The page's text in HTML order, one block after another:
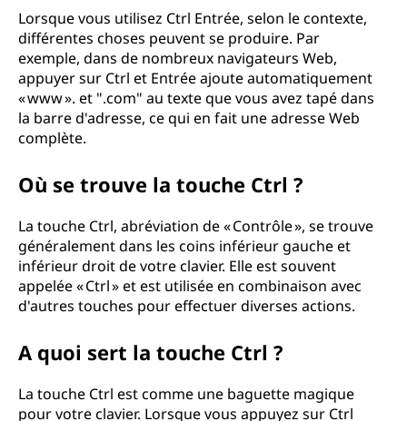
Lorsque vous utilisez Ctrl Entrée, selon le contexte,
différentes choses peuvent se produire. Par
exemple, dans de nombreux navigateurs Web,
appuyer sur Ctrl et Entrée ajoute automatiquement
« www ». et ".com" au texte que vous avez tapé dans
la barre d'adresse, ce qui en fait une adresse Web
complète.
Où se trouve la touche Ctrl ?
La touche Ctrl, abréviation de « Contrôle », se trouve
généralement dans les coins inférieur gauche et
inférieur droit de votre clavier. Elle est souvent
appelée « Ctrl » et est utilisée en combinaison avec
d'autres touches pour effectuer diverses actions.
A quoi sert la touche Ctrl ?
La touche Ctrl est comme une baguette magique
pour votre clavier. Lorsque vous appuyez sur Ctrl